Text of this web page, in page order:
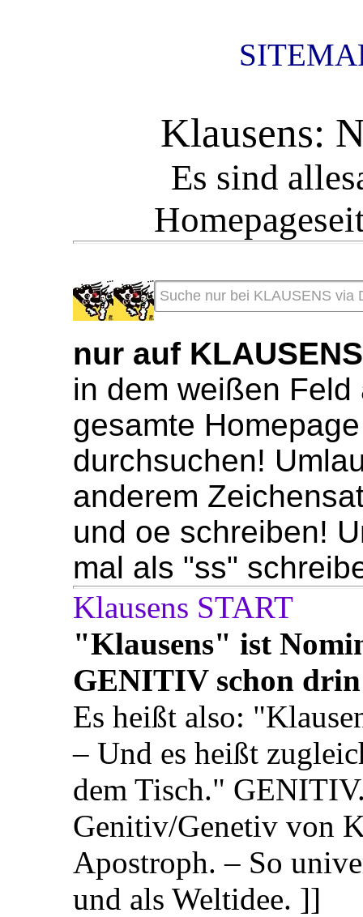
Klausens:
Es sind
nur auf
in dem weißen
gesamte
durchsuchen!
anderem
und oe schreiben!
mal als "ss"
Klausens
"Klausens" ist
GENITIV schon
Es heißt also:
– Und es heißt
dem Tisch."
Genitiv/Genetiv von
Apostroph. – So
und als Weltidee. ]]